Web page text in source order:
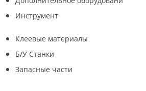
Инструмент
Клеевые материалы
Б/У Станки
Запасные части